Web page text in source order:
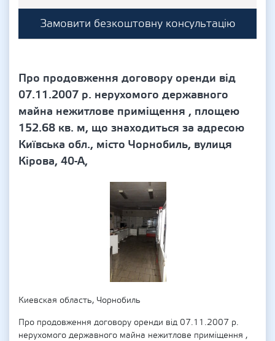
Замовити безкоштовну консультацію
Про продовження договору оренди від
07.11.2007 р. нерухомого державного
майна нежитлове приміщення , площею
152.68 кв. м, що знаходиться за адресою
Київська обл., місто Чорнобиль, вулиця
Кірова, 40-А,
Киевская область, Чорнобиль
Про продовження договору оренди від 07.11.2007 р.
нерухомого державного майна нежитлове приміщення ,